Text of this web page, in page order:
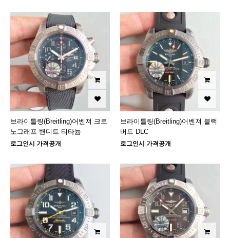
브라이틀링(Breitling)어벤져 크로
노그래프 밴디트 티타늄
로그인시 가격공개
브라이틀링(Breitling)어벤져 블랙
버드 DLC
로그인시 가격공개